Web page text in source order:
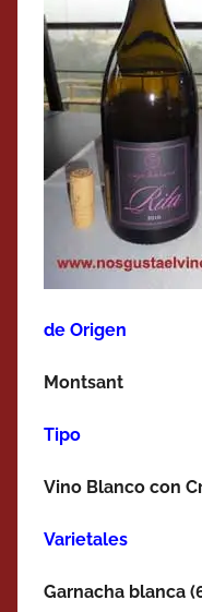
de Origen
Montsant
Tipo
Vino Blanco con
Varietales
Garnacha blanca